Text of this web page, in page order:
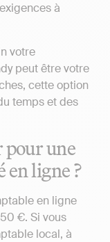
à
votre
peut être votre
cette option
temps et des
une
ligne ?
en ligne
€. Si vous
local, à